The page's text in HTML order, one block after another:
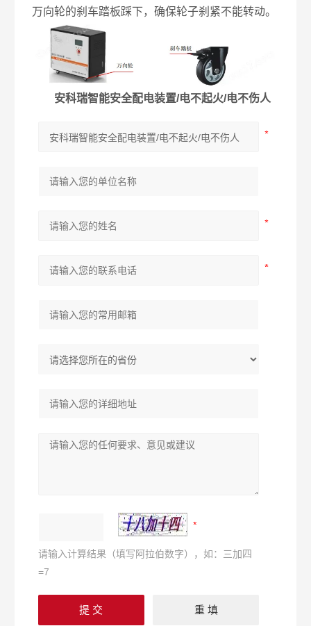
万向轮的刹车踏板踩下，确保轮子刹紧不能转动。
安科瑞智能安全配电装置/电不起火/电不伤人
请输入计算结果（填写阿拉伯数字），如：三加四
=7